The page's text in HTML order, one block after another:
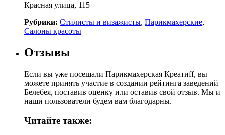
Красная улица, 115
Рубрики: Стилисты и визажисты, Парикмахерские,
Салоны красоты
Отзывы
Если вы уже посещали Парикмахерская Креатиff, вы
можете принять участие в создании рейтинга заведений
Белебея, поставив оценку или оставив свой отзыв. Мы и
наши пользователи будем вам благодарны.
Читайте также: